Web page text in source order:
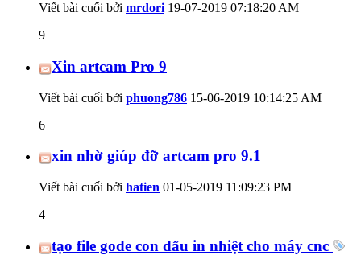
Viết bài cuối bởi mrdori 19-07-2019 07:18:20 AM
9
Xin artcam Pro 9
Viết bài cuối bởi phuong786 15-06-2019 10:14:25 AM
6
xin nhờ giúp đỡ artcam pro 9.1
Viết bài cuối bởi hatien 01-05-2019 11:09:23 PM
4
tạo file gode con dấu in nhiệt cho máy cnc